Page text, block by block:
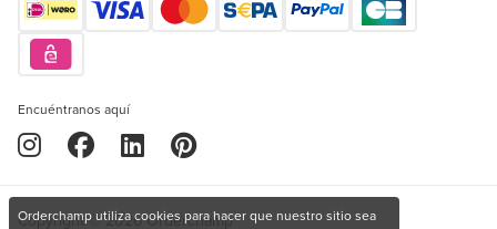
Encuéntranos aquí
Copyright © 2026 Orderchamp
Orderchamp utiliza cookies para hacer que nuestro sitio sea